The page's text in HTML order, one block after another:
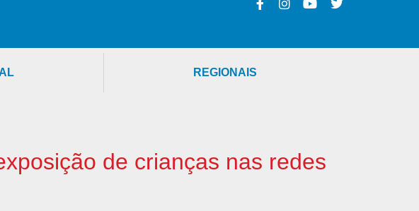
REGIONAIS
de crianças nas redes